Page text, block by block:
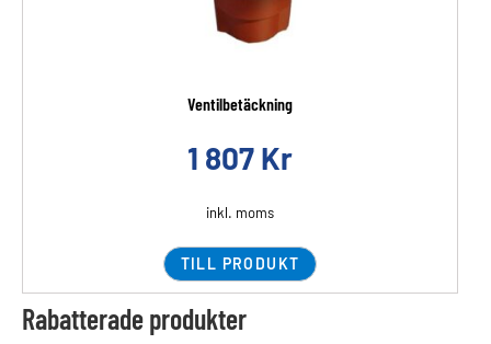
Ventilbetäckning
1 807 Kr
inkl. moms
TILL PRODUKT
Rabatterade produkter